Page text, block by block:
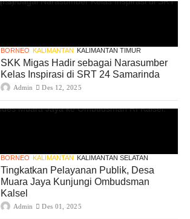
BORNEO KALIMANTAN KALIMANTAN TIMUR
SKK Migas Hadir sebagai Narasumber
Kelas Inspirasi di SRT 24 Samarinda
Admin Des 12, 2025
BORNEO KALIMANTAN KALIMANTAN SELATAN
Tingkatkan Pelayanan Publik, Desa
Muara Jaya Kunjungi Ombudsman
Kalsel
Admin Des 01, 2025